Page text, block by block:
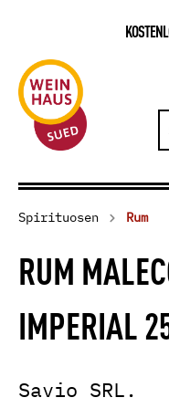
Spirituosen Rum
RUM
IMPERIAL
Savio SRL.